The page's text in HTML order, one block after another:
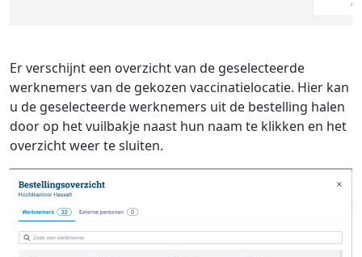
Er verschijnt een overzicht van de geselecteerde
werknemers van de gekozen vaccinatielocatie. Hier kan
u de geselecteerde werknemers uit de bestelling halen
door op het vuilbakje naast hun naam te klikken en het
overzicht weer te sluiten.